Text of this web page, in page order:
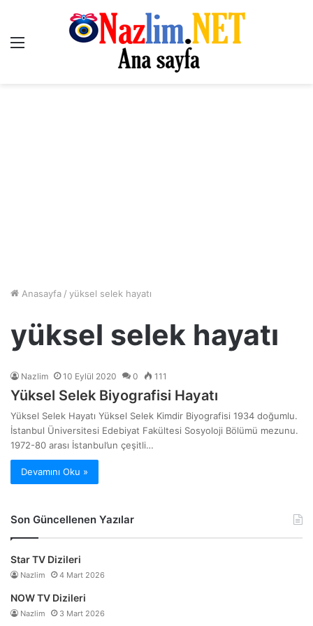
Menü
Anasayfa / yüksel selek hayatı
yüksel selek hayatı
Nazlim 10 Eylül 2020 0 111
Yüksel Selek Biyografisi Hayatı
Yüksel Selek Hayatı Yüksel Selek Kimdir Biyografisi 1934 doğumlu.
İstanbul Üniversitesi Edebiyat Fakültesi Sosyoloji Bölümü mezunu.
1972-80 arası İstanbul’un çeşitli…
Devamını Oku »
Son Güncellenen Yazılar
Star TV Dizileri
Nazlim 4 Mart 2026
NOW TV Dizileri
Nazlim 3 Mart 2026